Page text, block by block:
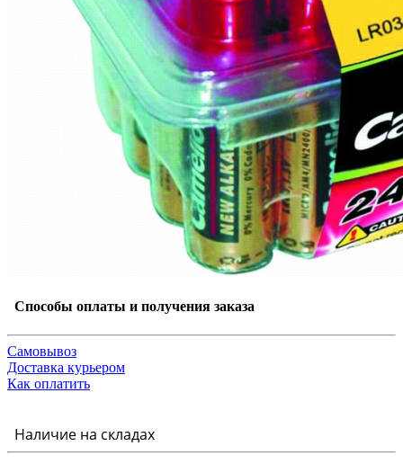
Способы оплаты и получения заказа
Самовывоз
Доставка курьером
Как оплатить
Наличие на складах